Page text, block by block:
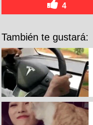
4
También te gustará: